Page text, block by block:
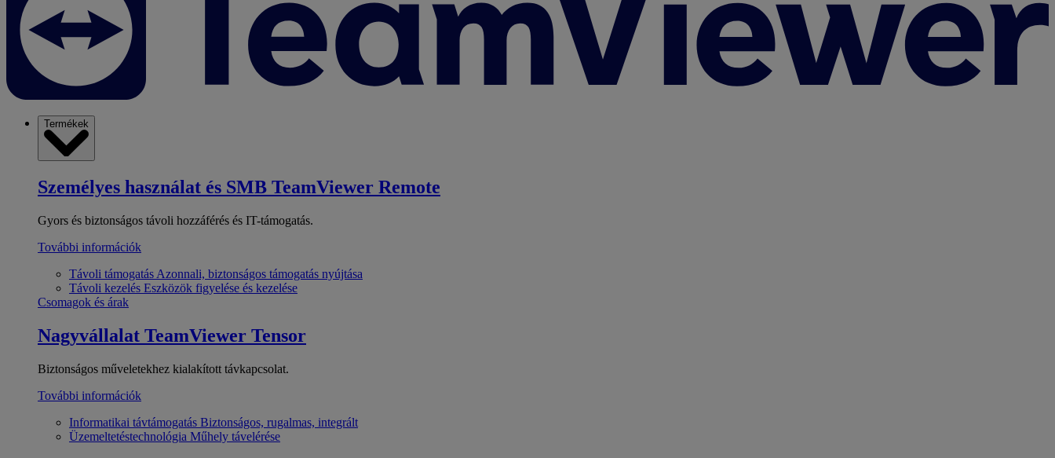
Termékek
Személyes használat és SMB TeamViewer Remote
Gyors és biztonságos távoli hozzáférés és IT-támogatás.
További információk
Távoli támogatás Azonnali, biztonságos támogatás nyújtása
Távoli kezelés Eszközök figyelése és kezelése
Csomagok és árak
Nagyvállalat TeamViewer Tensor
Biztonságos műveletekhez kialakított távkapcsolat.
További információk
Informatikai távtámogatás Biztonságos, rugalmas, integrált
Üzemeltetéstechnológia Műhely távelérése